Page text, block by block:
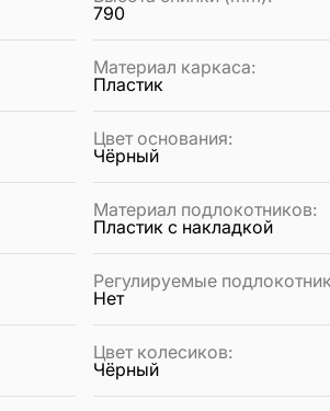
790
Материал каркаса:
Пластик
Цвет основания:
Чёрный
Материал подлокотников:
Пластик с накладкой
Регулируемые
Нет
Цвет колесиков:
Чёрный